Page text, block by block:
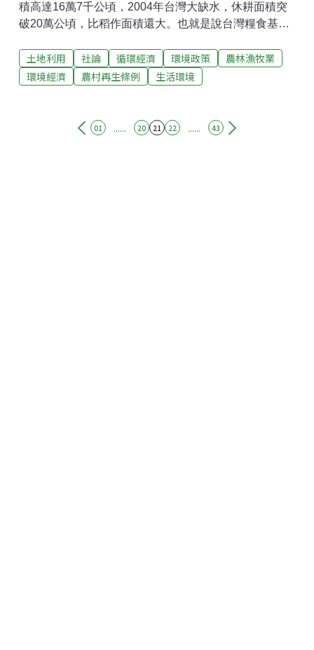
積高達16萬7千公頃，2004年台灣大缺水，休耕面積突
破20萬公頃，比稻作面積還大。也就是說台灣糧食基本
態。糧食問題同時也是國家安全問題，當一個國家能源
和糧食都大量依靠國外進口時，面對天災人禍，例如戰
2008年底台灣民生物價飆漲，沒有一個政府官員敢告訴
土地利用 社論 循環經濟 環境政策
農林漁牧業
環境經濟
農村再生條例 生活環境
01 ...... 20 21 22 ...... 43